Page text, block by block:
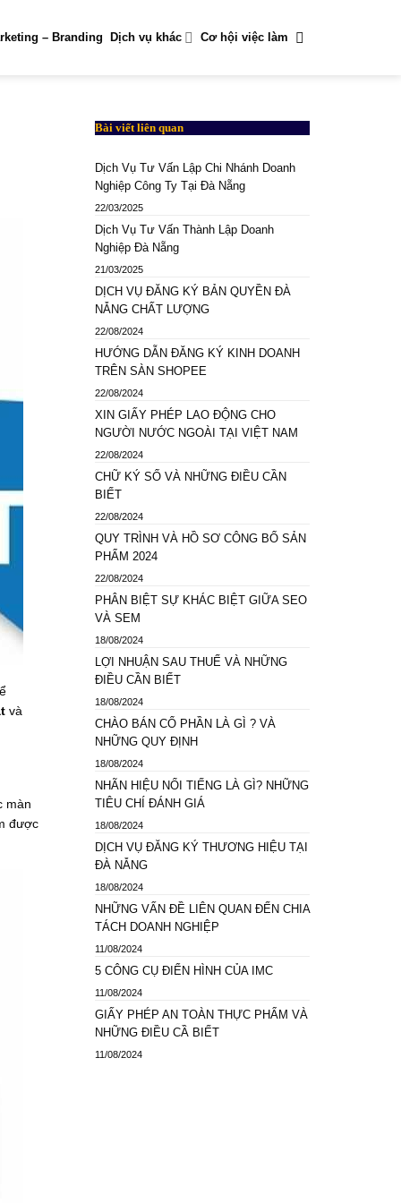
– Branding Dịch vụ khác Cơ hội việc làm
và
màn
được
Bài viết liên quan
Dịch Vụ Tư Vấn Lập Chi Nhánh Doanh
Nghiệp Công Ty Tại Đà Nẵng
22/03/2025
Dịch Vụ Tư Vấn Thành Lập Doanh
Nghiệp Đà Nẵng
21/03/2025
DỊCH VỤ ĐĂNG KÝ BẢN QUYỀN ĐÀ
NẴNG CHẤT LƯỢNG
22/08/2024
HƯỚNG DẪN ĐĂNG KÝ KINH DOANH
TRÊN SÀN SHOPEE
22/08/2024
XIN GIẤY PHÉP LAO ĐỘNG CHO
NGƯỜI NƯỚC NGOÀI TẠI VIỆT NAM
22/08/2024
CHỮ KÝ SỐ VÀ NHỮNG ĐIỀU CẦN
BIẾT
22/08/2024
QUY TRÌNH VÀ HỒ SƠ CÔNG BỐ SẢN
PHẨM 2024
22/08/2024
PHÂN BIỆT SỰ KHÁC BIỆT GIỮA SEO
VÀ SEM
18/08/2024
LỢI NHUẬN SAU THUẾ VÀ NHỮNG
ĐIỀU CẦN BIẾT
18/08/2024
CHÀO BÁN CỔ PHẦN LÀ GÌ ? VÀ
NHỮNG QUY ĐỊNH
18/08/2024
NHÃN HIỆU NỔI TIẾNG LÀ GÌ? NHỮNG
TIÊU CHÍ ĐÁNH GIÁ
18/08/2024
DỊCH VỤ ĐĂNG KÝ THƯƠNG HIỆU TẠI
ĐÀ NẴNG
18/08/2024
NHỮNG VẤN ĐỀ LIÊN QUAN ĐẾN CHIA
TÁCH DOANH NGHIỆP
11/08/2024
5 CÔNG CỤ ĐIỂN HÌNH CỦA IMC
11/08/2024
GIẤY PHÉP AN TOÀN THỰC PHẨM VÀ
NHỮNG ĐIỀU CẦ BIẾT
11/08/2024